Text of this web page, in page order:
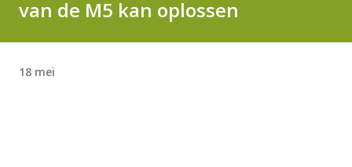
van de M5 kan oplossen
18 mei